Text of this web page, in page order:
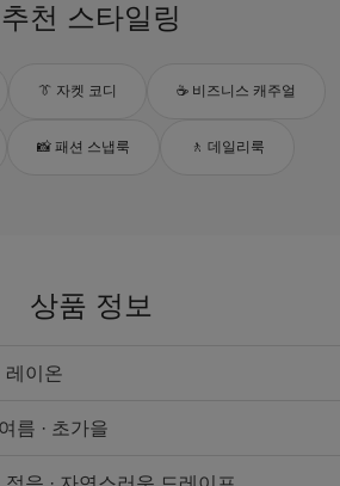
추천 스타일링
👔 자켓 코디 ☕ 비즈니스 캐주얼
📸 패션 스냅룩 🚶 데일리룩
상품 정보
레이온
름 · 초가을